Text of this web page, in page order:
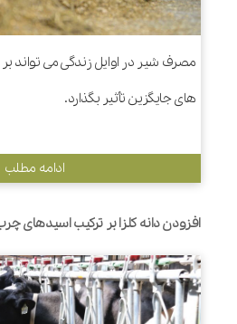
مصرف شیر در اوایل زندگی می تواند بر
های جایگزین تأثیر بگذارد.
ادامه مطلب